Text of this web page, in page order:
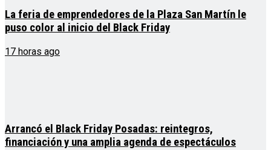
La feria de emprendedores de la Plaza San Martín le
puso color al inicio del Black Friday
17 horas ago
Arrancó el Black Friday Posadas: reintegros,
financiación y una amplia agenda de espectáculos